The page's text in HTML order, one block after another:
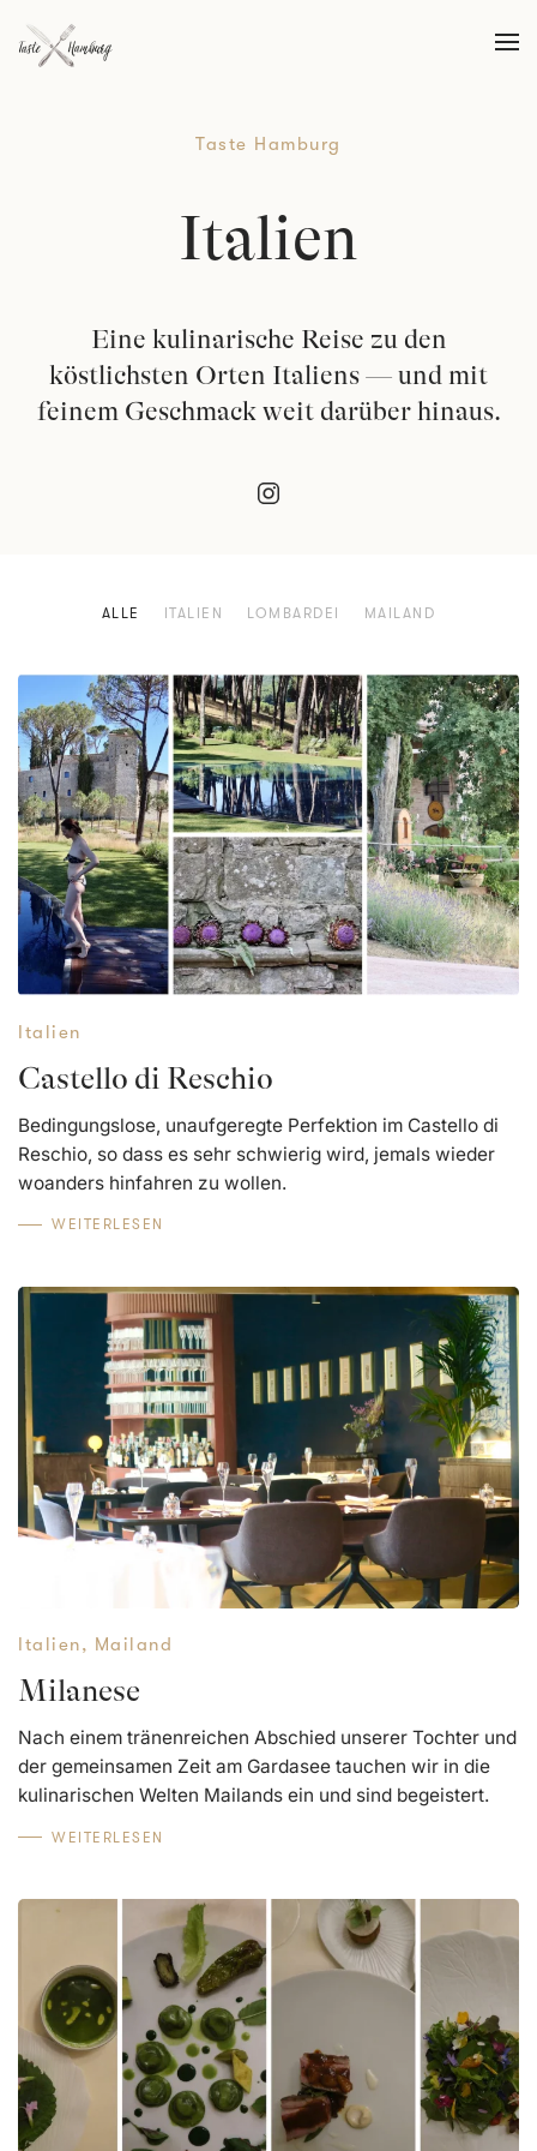
Skip to main content
Taste Hamburg
Italien
Eine kulinarische Reise zu den
köstlichsten Orten Italiens — und mit
feinem Geschmack weit darüber hinaus.
ALLE ITALIEN LOMBARDEI MAILAND
Italien
Castello di Reschio
Bedingungslose, unaufgeregte Perfektion im Castello di
Reschio, so dass es sehr schwierig wird, jemals wieder
woanders hinfahren zu wollen.
WEITERLESEN
Italien, Mailand
Milanese
Nach einem tränenreichen Abschied unserer Tochter und
der gemeinsamen Zeit am Gardasee tauchen wir in die
kulinarischen Welten Mailands ein und sind begeistert.
WEITERLESEN